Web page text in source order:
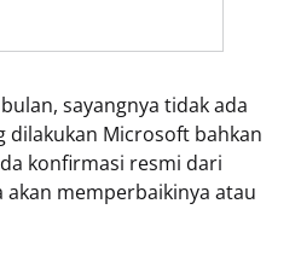
sayangnya tidak ada
dilakukan Microsoft bahkan
konfirmasi resmi dari
akan memperbaikinya atau